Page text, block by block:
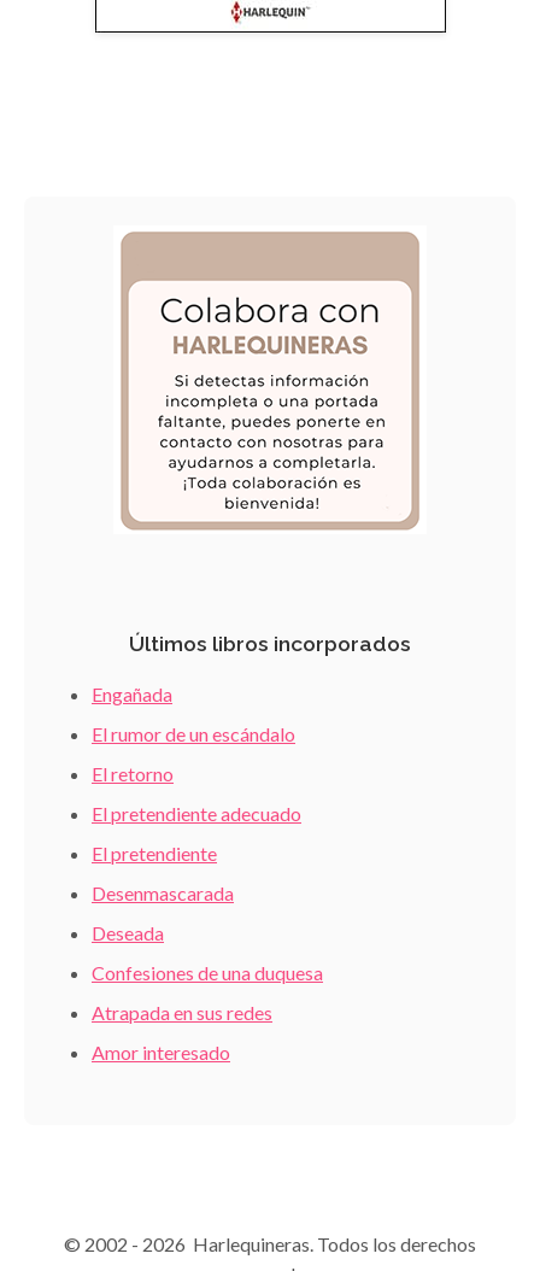
Últimos libros incorporados
Engañada
El rumor de un escándalo
El retorno
El pretendiente adecuado
El pretendiente
Desenmascarada
Deseada
Confesiones de una duquesa
Atrapada en sus redes
Amor interesado
© 2002 - 2026 Harlequineras. Todos los derechos